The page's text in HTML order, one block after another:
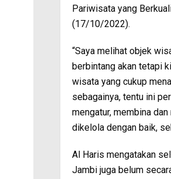
Pariwisata yang
(17/10/2022).
“Saya melihat objek
berbintang akan tetapi
wisata yang cukup
sebagainya, tentu ini
mengatur, membina
dikelola dengan baik,
Al Haris mengatakan
Jambi juga belum